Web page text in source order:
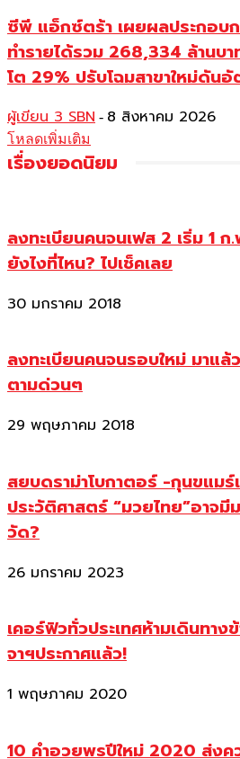
ซีพี แอ็กซ์ตร้า เผยผลประกอบ
ทำรายได้รวม 268,334 ล้านบ
โต 29% ปรับโฉมสาขาใหม่ดันอั
ผู้เขียน 3 SBN - 8 สิงหาคม 2026
โหลดเพิ่มเติม
เรื่องยอดนิยม
ลงทะเบียนคนจนเฟส 2 เริ่ม 1 ก
ยังไงที่ไหน? ไปเช็คเลย
30 มกราคม 2018
ลงทะเบียนคนจนรอบใหม่ มาแล้
ตามด่วนๆ
29 พฤษภาคม 2018
สยบดราม่าโบกาตอร์ -กุนขแม
ประวัติศาสตร์ “มวยไทย”อาจ
วัด?
26 มกราคม 2023
เคอร์ฟิวทั่วประเทศห้ามเดินทาง
จาฯประกาศแล้ว!
1 พฤษภาคม 2020
10 คำอวยพรปีใหม่ 2020 ส่ง